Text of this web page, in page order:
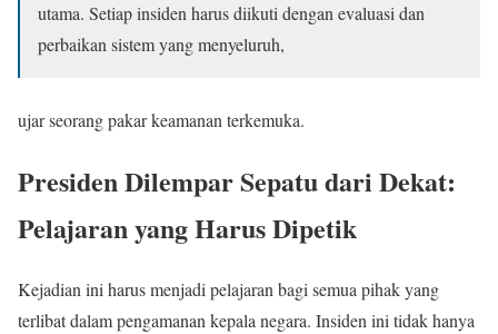
utama. Setiap insiden harus diikuti dengan evaluasi dan
perbaikan sistem yang menyeluruh,
ujar seorang pakar keamanan terkemuka.
Presiden Dilempar Sepatu dari Dekat:
Pelajaran yang Harus Dipetik
Kejadian ini harus menjadi pelajaran bagi semua pihak yang
terlibat dalam pengamanan kepala negara. Insiden ini tidak hanya